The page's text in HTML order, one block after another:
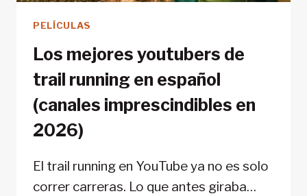
PELÍCULAS
Los mejores youtubers de
trail running en español
(canales imprescindibles en
2026)
El trail running en YouTube ya no es solo
correr carreras. Lo que antes giraba…